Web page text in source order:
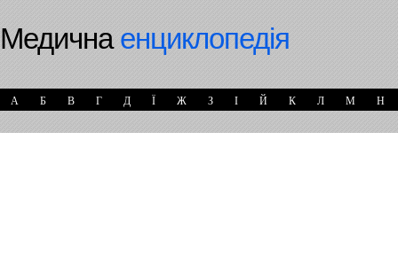
Медичнаенциклопедія
А Б В Г Д Ї Ж З І Й К Л М Н